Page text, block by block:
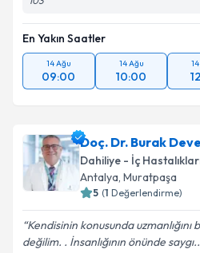
En Yakın Saatler
14 Ağu
09:00
14 Ağu
10:00
Doç. Dr. Burak
Dahiliye - İç
Antalya, Muratpaşa
5 (1 Değerlendirme)
Kendisinin konusunda
değilim. . İnsanlığının önünde